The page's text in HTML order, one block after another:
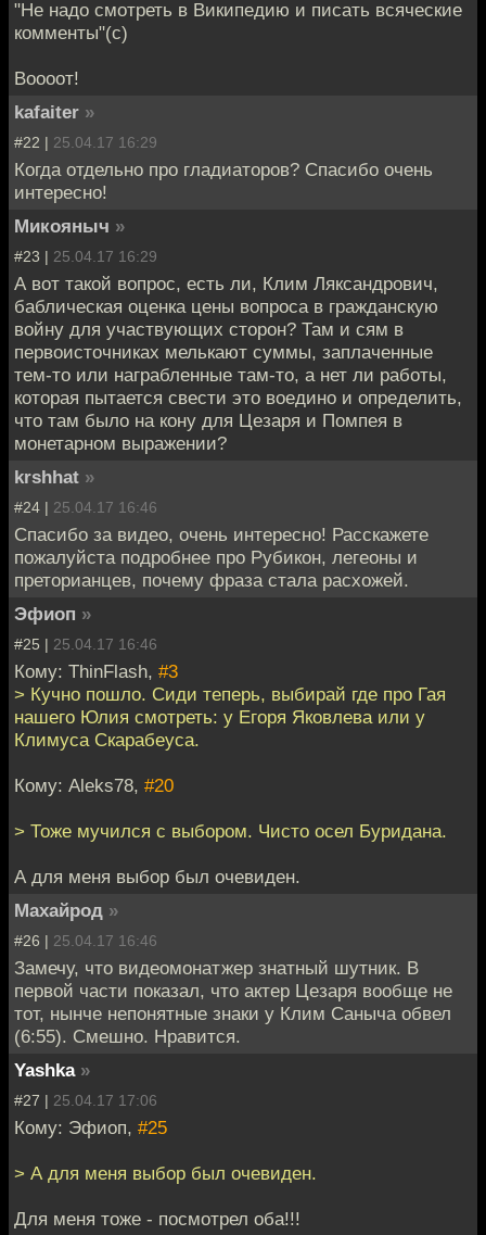
"Не надо смотреть в Википедию и писать всяческие
комменты"(с)
Воооот!
kafaiter »
#22 | 25.04.17 16:29
Когда отдельно про гладиаторов? Спасибо очень
интересно!
Микояныч »
#23 | 25.04.17 16:29
А вот такой вопрос, есть ли, Клим Ляксандрович,
баблическая оценка цены вопроса в гражданскую
войну для участвующих сторон? Там и сям в
первоисточниках мелькают суммы, заплаченные
тем-то или награбленные там-то, а нет ли работы,
которая пытается свести это воедино и определить,
что там было на кону для Цезаря и Помпея в
монетарном выражении?
krshhat »
#24 | 25.04.17 16:46
Спасибо за видео, очень интересно! Расскажете
пожалуйста подробнее про Рубикон, легеоны и
преторианцев, почему фраза стала расхожей.
Эфиоп »
#25 | 25.04.17 16:46
Кому: ThinFlash, #3
> Кучно пошло. Сиди теперь, выбирай где про Гая
нашего Юлия смотреть: у Егоря Яковлева или у
Климуса Скарабеуса.
Кому: Aleks78, #20
> Тоже мучился с выбором. Чисто осел Буридана.
А для меня выбор был очевиден.
Махайрод »
#26 | 25.04.17 16:46
Замечу, что видеомонатжер знатный шутник. В
первой части показал, что актер Цезаря вообще не
тот, нынче непонятные знаки у Клим Саныча обвел
(6:55). Смешно. Нравится.
Yashka »
#27 | 25.04.17 17:06
Кому: Эфиоп, #25
> А для меня выбор был очевиден.
Для меня тоже - посмотрел оба!!!